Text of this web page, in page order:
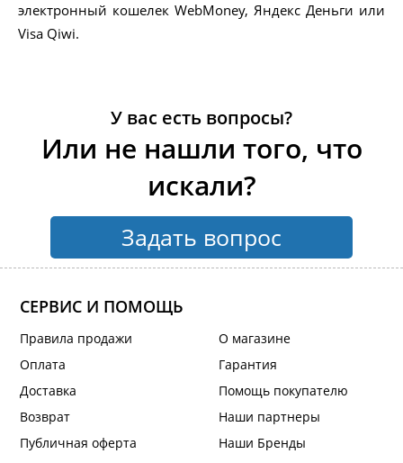
электронный кошелек WebMoney, Яндекс Деньги или
Visa Qiwi.
У вас есть вопросы?
Или не нашли того, что
искали?
Задать вопрос
СЕРВИС И ПОМОЩЬ
Правила продажи
Оплата
Доставка
Возврат
Публичная оферта
О магазине
Гарантия
Помощь покупателю
Наши партнеры
Наши Бренды